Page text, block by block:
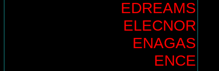
EDREAMS
ELECNOR
ENAGAS
ENCE